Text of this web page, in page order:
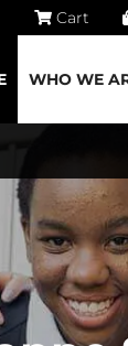
Cart
WHO WE